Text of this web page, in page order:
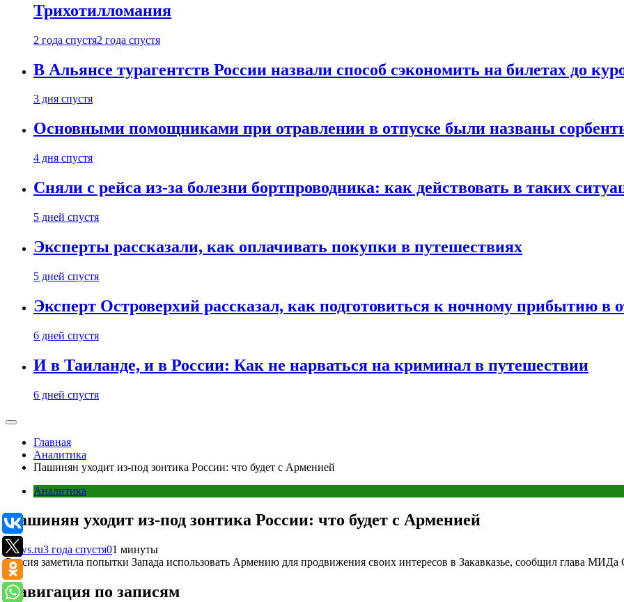
Трихотилломания
2 года спустя2 года спустя
В Альянсе турагентств России назвали способ сэкономить на билетах до
3 дня спустя
Основными помощниками при отравлении в отпуске были названы
4 дня спустя
Сняли с рейса из-за болезни бортпроводника: как действовать в таких
5 дней спустя
Эксперты рассказали, как оплачивать покупки в путешествиях
5 дней спустя
Эксперт Островерхий рассказал, как подготовиться к ночному прибытию в
6 дней спустя
И в Таиланде, и в России: Как не нарваться на криминал в путешествии
6 дней спустя
Главная
Аналитика
Пашинян уходит из-под зонтика России: что будет с Арменией
Аналитика
Пашинян уходит из-под зонтика России: что будет с Арменией
News.ru3 года спустя01 минуты
Россия заметила попытки Запада использовать Армению для продвижения своих интересов в Закавказье, сообщил глава МИДа
Навигация по записям